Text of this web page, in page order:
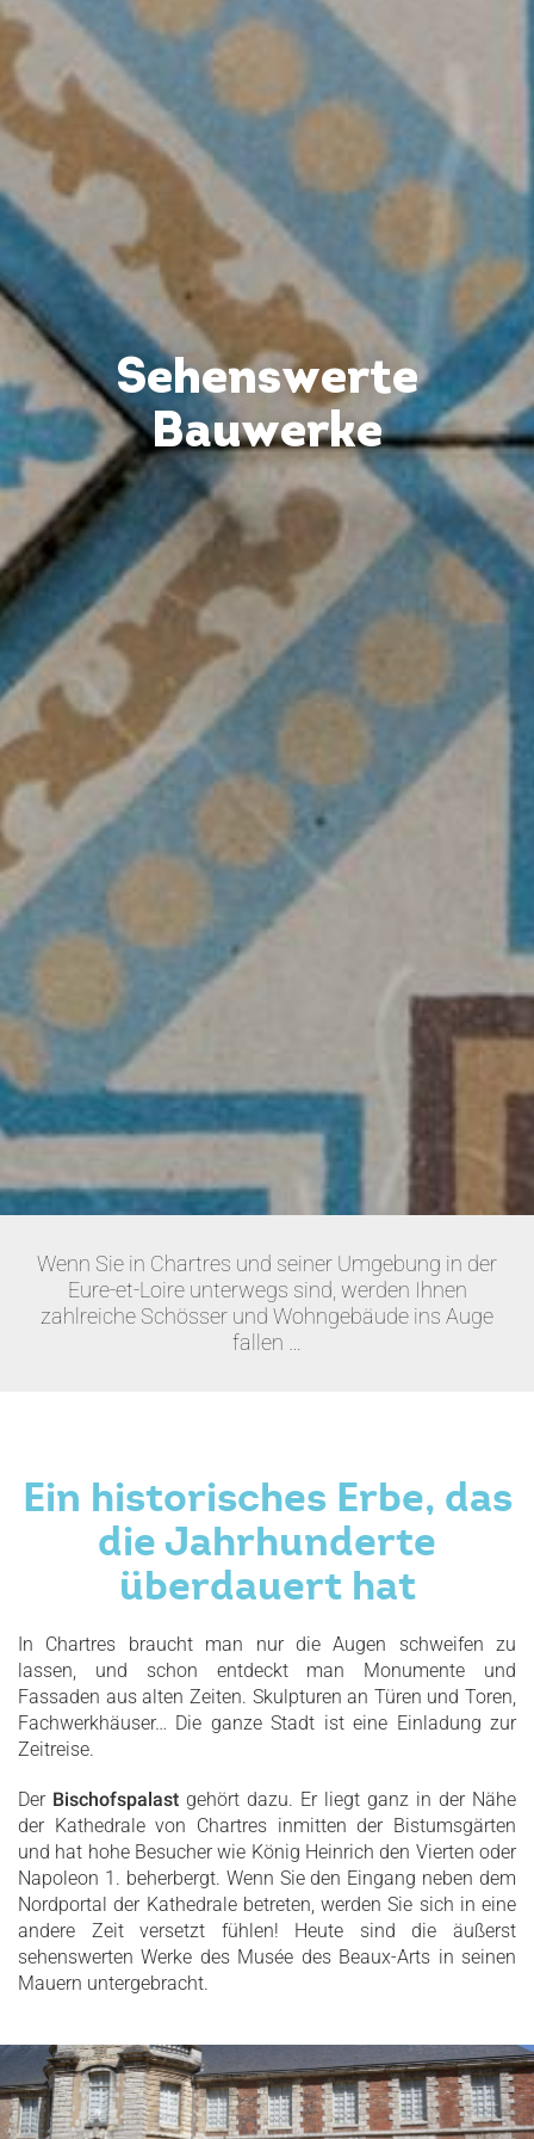
Sehenswerte
Bauwerke
Wenn Sie in Chartres und seiner Umgebung in der
Eure-et-Loire unterwegs sind, werden Ihnen
zahlreiche Schösser und Wohngebäude ins Auge
fallen …
Ein historisches Erbe, das
die Jahrhunderte
überdauert hat
In Chartres braucht man nur die Augen schweifen zu
lassen, und schon entdeckt man Monumente und
Fassaden aus alten Zeiten. Skulpturen an Türen und Toren,
Fachwerkhäuser… Die ganze Stadt ist eine Einladung zur
Zeitreise.
Der Bischofspalast gehört dazu. Er liegt ganz in der Nähe
der Kathedrale von Chartres inmitten der Bistumsgärten
und hat hohe Besucher wie König Heinrich den Vierten oder
Napoleon 1. beherbergt. Wenn Sie den Eingang neben dem
Nordportal der Kathedrale betreten, werden Sie sich in eine
andere Zeit versetzt fühlen! Heute sind die äußerst
sehenswerten Werke des Musée des Beaux-Arts in seinen
Mauern untergebracht.